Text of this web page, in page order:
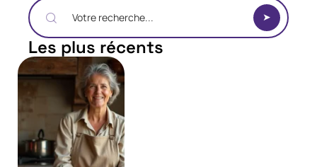
Les plus récents